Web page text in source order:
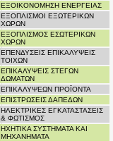
ΕΞΟΙΚΟΝΟΜΗΣΗ ΕΝΕΡΓΕΙΑΣ
ΕΞΟΠΛΙΣΜΟΙ ΕΞΩΤΕΡΙΚΩΝ
ΧΩΡΩΝ
ΕΞΟΠΛΙΣΜΟΣ ΕΣΩΤΕΡΙΚΩΝ
ΧΩΡΩΝ
ΕΠΕΝΔΥΣΕΙΣ ΕΠΙΚΑΛΥΨΕΙΣ
ΤΟΙΧΩΝ
ΕΠΙΚΑΛΥΨΕΙΣ ΣΤΕΓΩΝ
ΔΩΜΑΤΩΝ
ΕΠΙΚΑΛΥΨΕΩΝ ΠΡΟΪΟΝΤΑ
ΕΠΙΣΤΡΩΣΕΙΣ ΔΑΠΕΔΩΝ
ΗΛΕΚΤΡΙΚΕΣ ΕΓΚΑΤΑΣΤΑΣΕΙΣ
& ΦΩΤΙΣΜΟΣ
ΗΧΗΤΙΚΑ ΣΥΣΤΗΜΑΤΑ ΚΑΙ
ΜΗΧΑΝΗΜΑΤΑ